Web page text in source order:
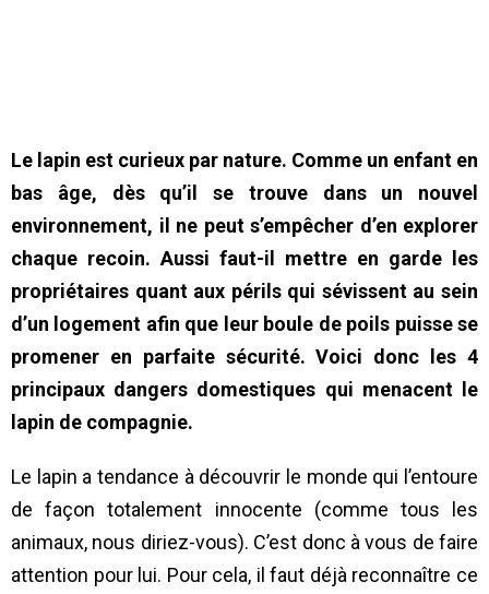
Le lapin est curieux par nature. Comme un enfant en
bas âge, dès qu’il se trouve dans un nouvel
environnement, il ne peut s’empêcher d’en explorer
chaque recoin. Aussi faut-il mettre en garde les
propriétaires quant aux périls qui sévissent au sein
d’un logement afin que leur boule de poils puisse se
promener en parfaite sécurité. Voici donc les 4
principaux dangers domestiques qui menacent le
lapin de compagnie.
Le lapin a tendance à découvrir le monde qui l’entoure
de façon totalement innocente (comme tous les
animaux, nous diriez-vous). C’est donc à vous de faire
attention pour lui. Pour cela, il faut déjà reconnaître ce